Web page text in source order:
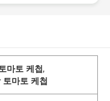
마토 케첩,
토마토 케첩